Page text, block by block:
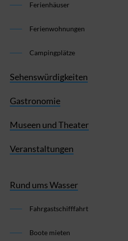
Ferienhäuser
Ferienwohnungen
Campingplätze
Sehenswürdigkeiten
Gastronomie
Museen und Theater
Veranstaltungen
Rund ums Wasser
Fahrgastschifffahrt
Boote mieten